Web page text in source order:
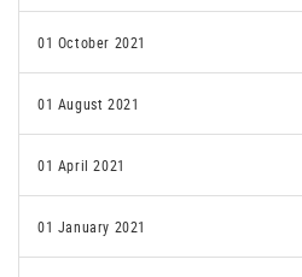
01 October 2021
01 August 2021
01 April 2021
01 January 2021